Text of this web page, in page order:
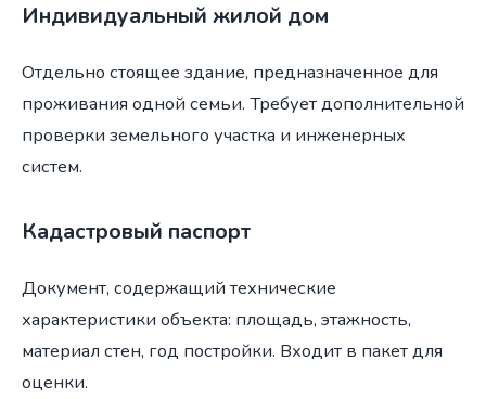
Индивидуальный жилой дом
Отдельно стоящее здание, предназначенное для
проживания одной семьи. Требует дополнительной
проверки земельного участка и инженерных
систем.
Кадастровый паспорт
Документ, содержащий технические
характеристики объекта: площадь, этажность,
материал стен, год постройки. Входит в пакет для
оценки.